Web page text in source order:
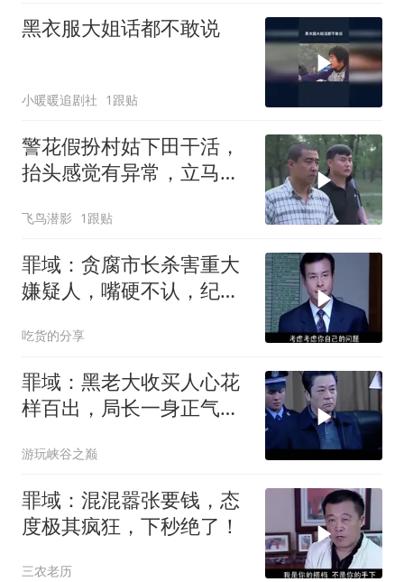
黑衣服大姐话都不敢说
小暖暖追剧社 1跟贴
警花假扮村姑下田干活，
抬头感觉有异常，立马掏
飞鸟潜影 1跟贴
罪域：贪腐市长杀害重大
嫌疑人，嘴硬不认，纪委
吃货的分享
罪域：黑老大收买人心花
样百出，局长一身正气，
游玩峡谷之巅
罪域：混混嚣张要钱，态
度极其疯狂，下秒绝了！
三农老历